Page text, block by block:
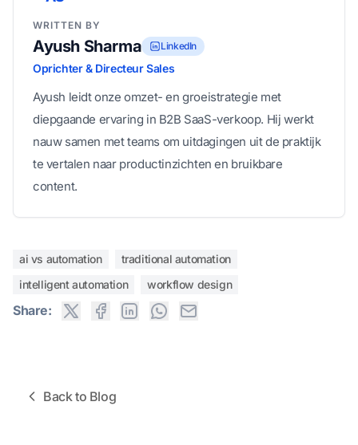
WRITTEN BY
Ayush Sharma LinkedIn
Oprichter & Directeur Sales
Ayush leidt onze omzet- en groeistrategie met
diepgaande ervaring in B2B SaaS-verkoop. Hij werkt
nauw samen met teams om uitdagingen uit de praktijk
te vertalen naar productinzichten en bruikbare
content.
ai vs automation
traditional automation
intelligent automation
workflow design
Share:
Back to Blog